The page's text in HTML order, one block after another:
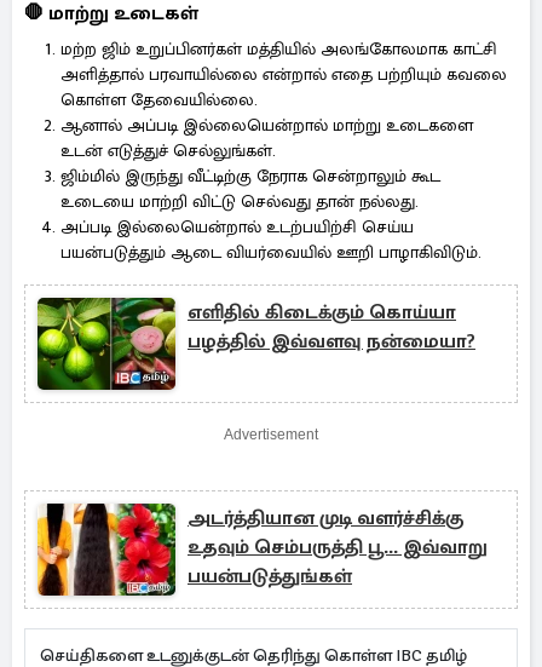
🛑 மாற்று உடைகள்
மற்ற ஜிம் உறுப்பினர்கள் மத்தியில் அலங்கோலமாக காட்சி
அளித்தால் பரவாயில்லை என்றால் எதை பற்றியும் கவலை
கொள்ள தேவையில்லை.
ஆனால் அப்படி இல்லையென்றால் மாற்று உடைகளை
உடன் எடுத்துச் செல்லுங்கள்.
ஜிம்மில் இருந்து வீட்டிற்கு நேராக சென்றாலும் கூட
உடையை மாற்றி விட்டு செல்வது தான் நல்லது.
அப்படி இல்லையென்றால் உடற்பயிற்சி செய்ய
பயன்படுத்தும் ஆடை வியர்வையில் ஊறி பாழாகிவிடும்.
எளிதில் கிடைக்கும் கொய்யா
பழத்தில் இவ்வளவு நன்மையா?
Advertisement
அடர்த்தியான முடி வளர்ச்சிக்கு
உதவும் செம்பருத்தி பூ... இவ்வாறு
பயன்படுத்துங்கள்
செய்திகளை உடனுக்குடன் தெரிந்து கொள்ள IBC தமிழ்